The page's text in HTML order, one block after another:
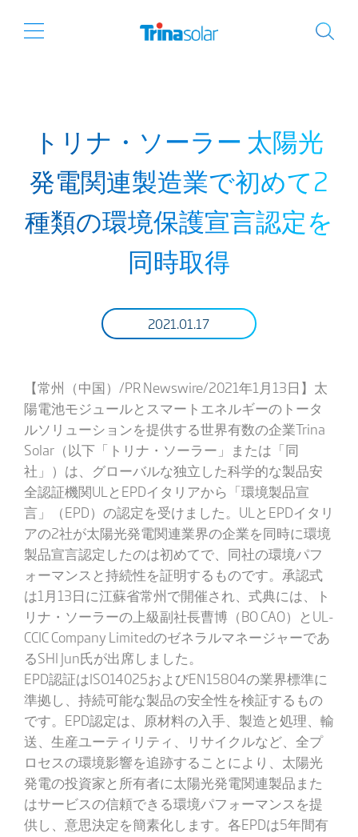
トリナ・ソーラー 太陽光
発電関連製造業で初めて2
種類の環境保護宣言認定を
同時取得
2021.01.17
【常州（中国）/PR Newswire/2021年1月13日】太
陽電池モジュールとスマートエネルギーのトータ
ルソリューションを提供する世界有数の企業Trina
Solar（以下「トリナ・ソーラー」または「同
社」）は、グローバルな独立した科学的な製品安
全認証機関ULとEPDイタリアから「環境製品宣
言」（EPD）の認定を受けました。ULとEPDイタリ
アの2社が太陽光発電関連業界の企業を同時に環境
製品宣言認定したのは初めてで、同社の環境パフ
ォーマンスと持続性を証明するものです。承認式
は1月13日に江蘇省常州で開催され、式典には、ト
リナ・ソーラーの上級副社長曹博（BO CAO）とUL-
CCIC Company Limitedのゼネラルマネージャーであ
るSHI Jun氏が出席しました。
EPD認証はISO14025およびEN15804の業界標準に
準拠し、持続可能な製品の安全性を検証するもの
です。EPD認定は、原材料の入手、製造と処理、輸
送、生産ユーティリティ、リサイクルなど、全プ
ロセスの環境影響を追跡することにより、太陽光
発電の投資家と所有者に太陽光発電関連製品また
はサービスの信頼できる環境パフォーマンスを提
供し、意思決定を簡素化します。各EPDは5年間有